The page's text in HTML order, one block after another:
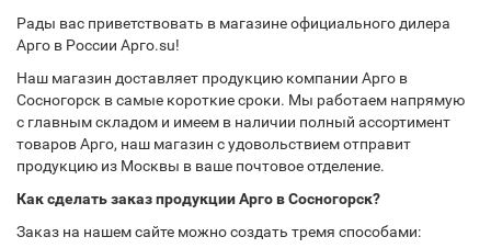
Рады вас приветствовать в магазине официального дилера
Арго в России Арго.su!
Наш магазин доставляет продукцию компании Арго в
Сосногорск в самые короткие сроки. Мы работаем напрямую
с главным складом и имеем в наличии полный ассортимент
товаров Арго, наш магазин с удовольствием отправит
продукцию из Москвы в ваше почтовое отделение.
Как сделать заказ продукции Арго в Сосногорск?
Заказ на нашем сайте можно создать тремя способами: